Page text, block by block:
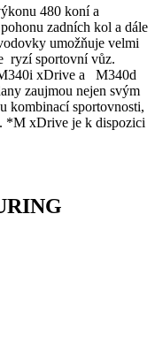
480 koní a
zadních kol a dále
umožňuje velmi
ryzí sportovní vůz.
xDrive a M340d
zaujmou nejen svým
kombinací sportovnosti,
*M xDrive je k dispozici